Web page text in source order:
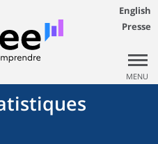
English
Presse
MENU